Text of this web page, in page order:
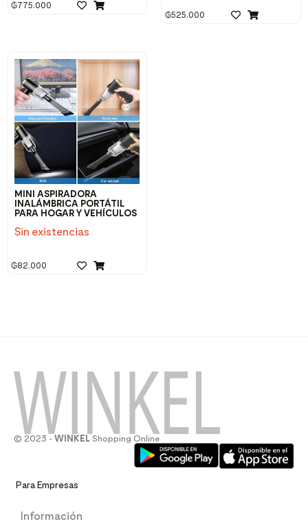
₲775.000
₲525.000
MINI ASPIRADORA
INALÁMBRICA PORTÁTIL
PARA HOGAR Y VEHÍCULOS
Sin existencias
₲82.000
© 2023 - WINKEL Shopping Online
Para Empresas
Información